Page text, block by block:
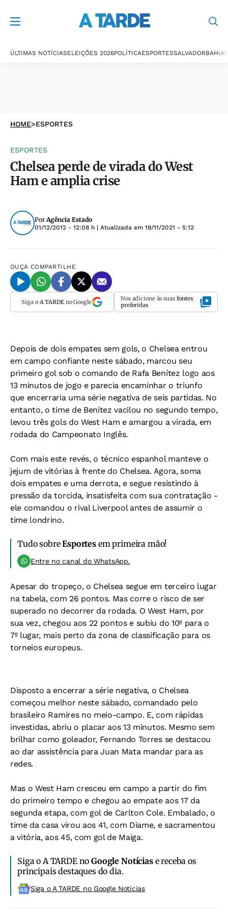
ÚLTIMAS NOTÍCIASELEIÇÕES 2026POLÍTICAESPORTESSALVADORBAHIA
HOME>ESPORTES
ESPORTES
Chelsea perde de virada do West
Ham e amplia crise
PorAgência Estado
01/12/2012 - 12:08 h | Atualizada em 19/11/2021 - 5:12
OUÇA COMPARTILHE
Siga o A TARDEno Google Nos adicione às suas fontes
preferidas
Depois de dois empates sem gols, o Chelsea entrou
em campo confiante neste sábado, marcou seu
primeiro gol sob o comando de Rafa Benítez logo aos
13 minutos de jogo e parecia encaminhar o triunfo
que encerraria uma série negativa de seis partidas. No
entanto, o time de Benítez vacilou no segundo tempo,
levou três gols do West Ham e amargou a virada, em
rodada do Campeonato Inglês.
Com mais este revés, o técnico espanhol manteve o
jejum de vitórias à frente do Chelsea. Agora, soma
dois empates e uma derrota, e segue resistindo à
pressão da torcida, insatisfeita com sua contratação -
ele comandou o rival Liverpool antes de assumir o
time londrino.
Tudo sobreEsportesem primeira mão!
Entre no canal do WhatsApp.
Apesar do tropeço, o Chelsea segue em terceiro lugar
na tabela, com 26 pontos. Mas corre o risco de ser
superado no decorrer da rodada. O West Ham, por
sua vez, chegou aos 22 pontos e subiu do 10º para o
7º lugar, mais perto da zona de classificação para os
torneios europeus.
Disposto a encerrar a série negativa, o Chelsea
começou melhor neste sábado, comandado pelo
brasileiro Ramires no meio-campo. E, com rápidas
investidas, abriu o placar aos 13 minutos. Mesmo sem
brilhar como goleador, Fernando Torres se destacou
ao dar assistência para Juan Mata mandar para as
redes.
Mas o West Ham cresceu em campo a partir do fim
do primeiro tempo e chegou ao empate aos 17 da
segunda etapa, com gol de Carlton Cole. Embalado, o
time da casa virou aos 41, com Diame, e sacramentou
a vitória, aos 45, com gol de Maiga.
Siga o A TARDE noGoogle Notíciase receba os
principais destaques do dia.
Siga o A TARDE no Google Noticias